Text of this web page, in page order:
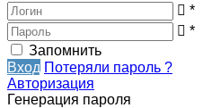
*
*
Запомнить
Вход Потеряли пароль ?
Авторизация
Генерация пароля